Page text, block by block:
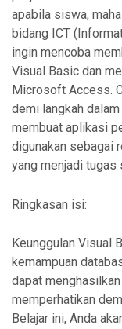
apabila siswa,
bidang ICT
ingin mencoba
Visual Basic dan
Microsoft Access.
demi langkah
membuat aplikasi
digunakan sebagai
yang menjadi tugas
Ringkasan isi:
Keunggulan Visual
kemampuan
dapat
memperhatikan
Belajar ini, Anda